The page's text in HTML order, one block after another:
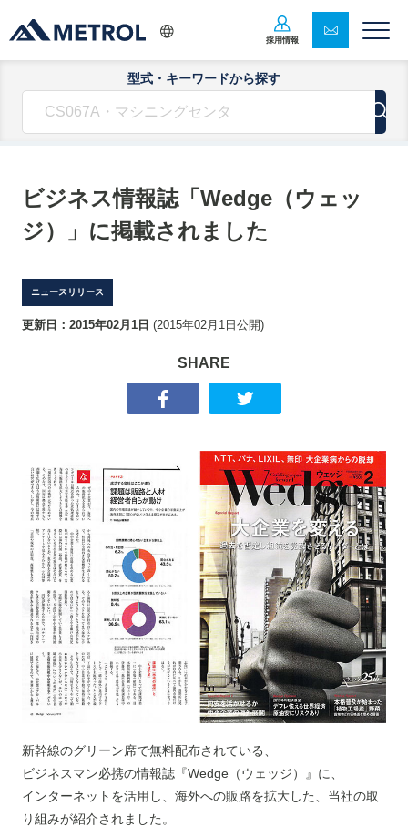
採用情報
型式・キーワードから探す
ビジネス情報誌「Wedge（ウェッ
ジ）」に掲載されました
ニュースリリース
更新日： 2015年02月1日 (2015年02月1日 公開)
SHARE
新幹線のグリーン席で無料配布されている、
ビジネスマン必携の情報誌『Wedge（ウェッジ）』に、
インターネットを活用し、海外への販路を拡大した、当社の取
り組みが紹介されました。